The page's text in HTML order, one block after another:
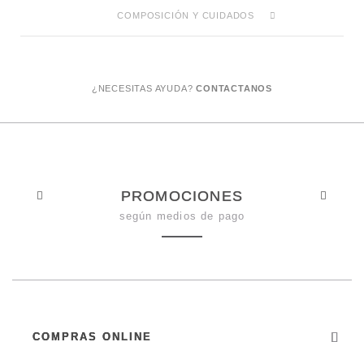
COMPOSICIÓN Y CUIDADOS
¿NECESITAS AYUDA?CONTACTANOS
PROMOCIONES
según medios de pago
COMPRAS ONLINE